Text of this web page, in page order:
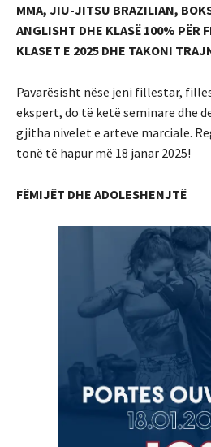
MMA, JIU-JITSU BRAZILIAN,
ANGLISHT DHE KLASË 100% PËR
KLASET E 2025 DHE TAKONI
Pavarësisht nëse jeni fillestar,
ekspert, do të ketë seminare dhe
gjitha nivelet e arteve marciale.
tonë të hapur më 18 janar 2025!
FËMIJËT DHE ADOLESHENJTË